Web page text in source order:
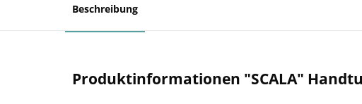
Beschreibung
Produktinformationen "SCALA"